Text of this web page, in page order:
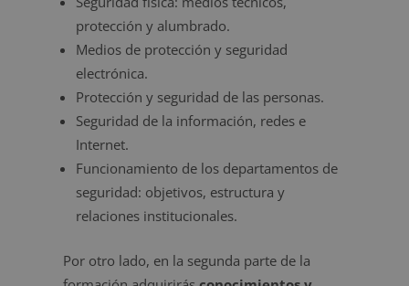
protección y alumbrado.
Medios de protección y seguridad
electrónica.
Protección y seguridad de las personas.
Seguridad de la información, redes e
Internet.
Funcionamiento de los departamentos de
seguridad: objetivos, estructura y
relaciones institucionales.
Por otro lado, en la segunda parte de la